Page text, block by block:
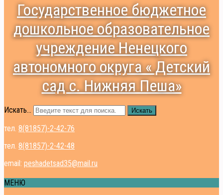
Государственное бюджетное
дошкольное образовательное
учреждение Ненецкого
автономного округа « Детский
сад с. Нижняя Пеша»
Искать... Искать
тел. 8(81857)-2-42-76
тел. 8(81857)-2-42-48
email: peshadetsad35@mail.ru
МЕНЮ